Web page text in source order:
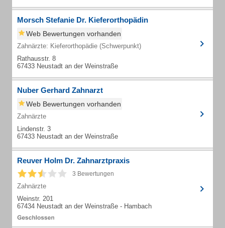
Morsch Stefanie Dr. Kieferorthopädin
Web Bewertungen vorhanden
Zahnärzte: Kieferorthopädie (Schwerpunkt)
Rathausstr. 8
67433 Neustadt an der Weinstraße
Nuber Gerhard Zahnarzt
Web Bewertungen vorhanden
Zahnärzte
Lindenstr. 3
67433 Neustadt an der Weinstraße
Reuver Holm Dr. Zahnarztpraxis
3 Bewertungen
Zahnärzte
Weinstr. 201
67434 Neustadt an der Weinstraße - Hambach